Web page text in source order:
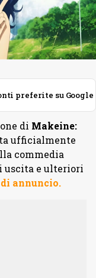
preferite su Google
di Makeine:
ufficialmente
commedia
uscita e ulteriori
annuncio.